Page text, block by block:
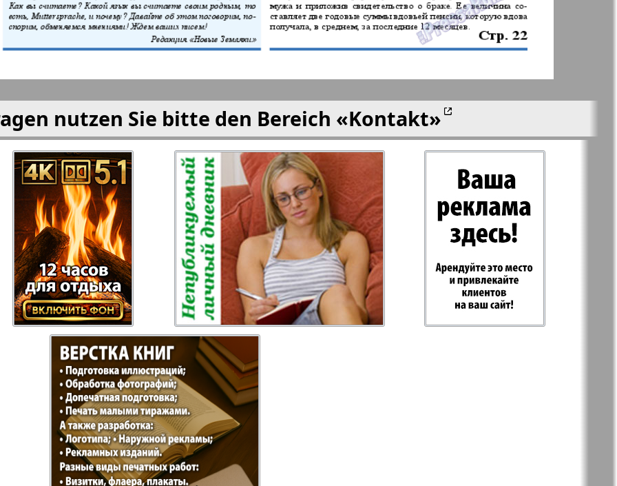
Freundin
PRO Women
Europe
Rajonka-Nord-Ost-
Bremen--NRW
Ost-
Rajonka-West Region Redakzija Berlin
Gazeta Recepty zdorovja Heimat-Родина
Russkiy Baden-
Württemberg
Angeln Plus RusHaus
Semejnaja gazeta Wort und Tat Svet/Lana
Handels Zentrum
Bei uns in
Hamburg
Flirt
Express Gazeta Erudit-Extra
nutzen Sie bitte den Bereich «Kontakt»